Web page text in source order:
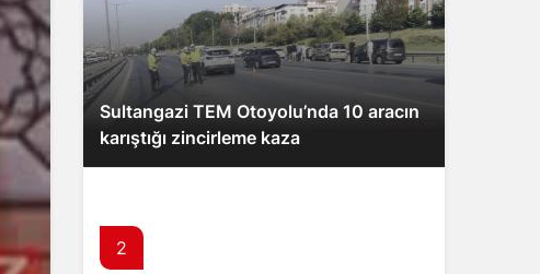
Sultangazi TEM Otoyolu’nda 10 aracın
karıştığı zincirleme kaza
2